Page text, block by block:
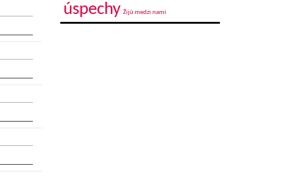
úspechy Žijú medzi nami